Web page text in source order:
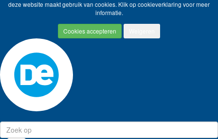
deze website maakt gebruik van cookies. Klik opcookieverklaring voor meer
informatie.